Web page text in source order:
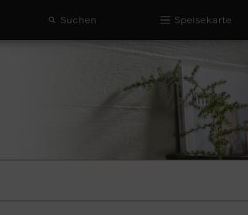
Suchen Speisekarte